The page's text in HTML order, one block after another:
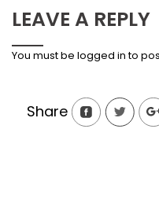
LEAVE A REPLY
You must be logged into
Share